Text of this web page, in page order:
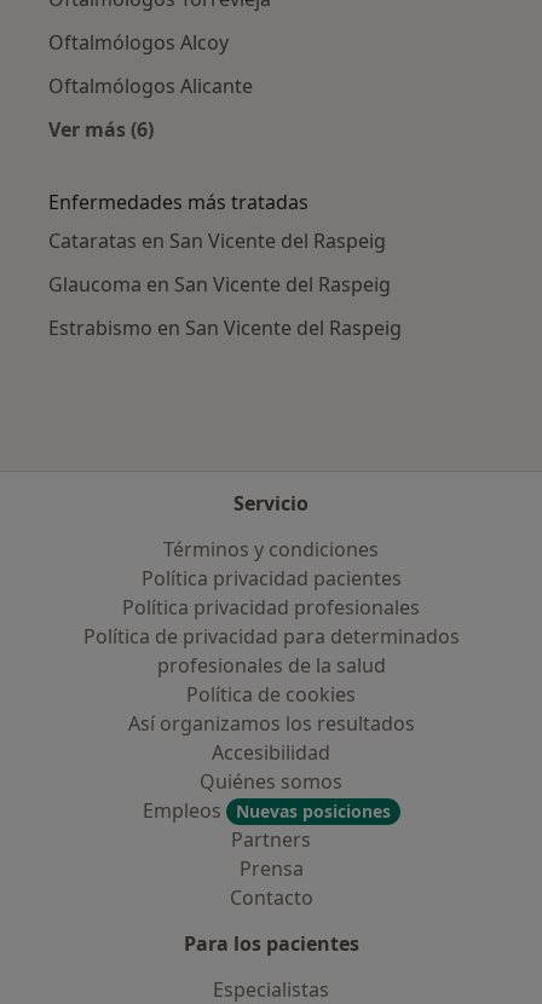
Oftalmólogos Alcoy
Oftalmólogos Alicante
Ver más (6)
Enfermedades más tratadas
Cataratas en San Vicente del Raspeig
Glaucoma en San Vicente del Raspeig
Estrabismo en San Vicente del Raspeig
Servicio
Términos y condiciones
Política privacidad pacientes
Política privacidad profesionales
Política de privacidad para determinados
profesionales de la salud
Política de cookies
Así organizamos los resultados
Accesibilidad
Quiénes somos
Empleos
Nuevas posiciones
Partners
Prensa
Contacto
Para los pacientes
Especialistas